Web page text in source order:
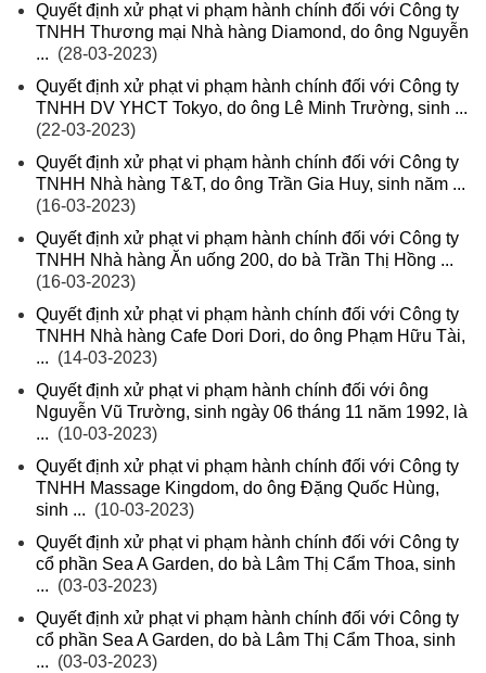
Quyết định xử phạt vi phạm hành chính đối với Công ty
TNHH Thương mại Nhà hàng Diamond, do ông Nguyễn
... (28-03-2023)
Quyết định xử phạt vi phạm hành chính đối với Công ty
TNHH DV YHCT Tokyo, do ông Lê Minh Trường, sinh ...
(22-03-2023)
Quyết định xử phạt vi phạm hành chính đối với Công ty
TNHH Nhà hàng T&T, do ông Trần Gia Huy, sinh năm ...
(16-03-2023)
Quyết định xử phạt vi phạm hành chính đối với Công ty
TNHH Nhà hàng Ăn uống 200, do bà Trần Thị Hồng ...
(16-03-2023)
Quyết định xử phạt vi phạm hành chính đối với Công ty
TNHH Nhà hàng Cafe Dori Dori, do ông Phạm Hữu Tài,
... (14-03-2023)
Quyết định xử phạt vi phạm hành chính đối với ông
Nguyễn Vũ Trường, sinh ngày 06 tháng 11 năm 1992, là
... (10-03-2023)
Quyết định xử phạt vi phạm hành chính đối với Công ty
TNHH Massage Kingdom, do ông Đặng Quốc Hùng,
sinh ... (10-03-2023)
Quyết định xử phạt vi phạm hành chính đối với Công ty
cổ phần Sea A Garden, do bà Lâm Thị Cẩm Thoa, sinh
... (03-03-2023)
Quyết định xử phạt vi phạm hành chính đối với Công ty
cổ phần Sea A Garden, do bà Lâm Thị Cẩm Thoa, sinh
... (03-03-2023)